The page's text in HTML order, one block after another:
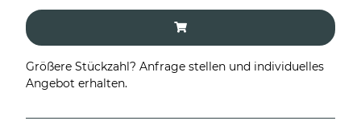
Größere Stückzahl? Anfrage stellen und individuelles
Angebot erhalten.